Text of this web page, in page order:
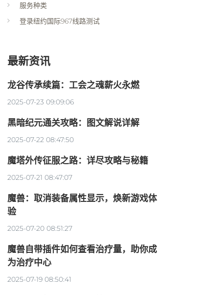
服务种类
登录纽约国际967线路测试
最新资讯
龙谷传承续篇：工会之魂薪火永燃
2025-07-23 09:09:06
黑暗纪元通关攻略：图文解说详解
2025-07-22 08:47:50
魔塔外传征服之路：详尽攻略与秘籍
2025-07-21 08:47:07
魔兽：取消装备属性显示，焕新游戏体
验
2025-07-20 08:51:27
魔兽自带插件如何查看治疗量，助你成
为治疗中心
2025-07-19 08:50:41